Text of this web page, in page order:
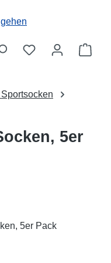
5er